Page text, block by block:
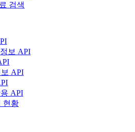
검색
보 API
API
API
현황